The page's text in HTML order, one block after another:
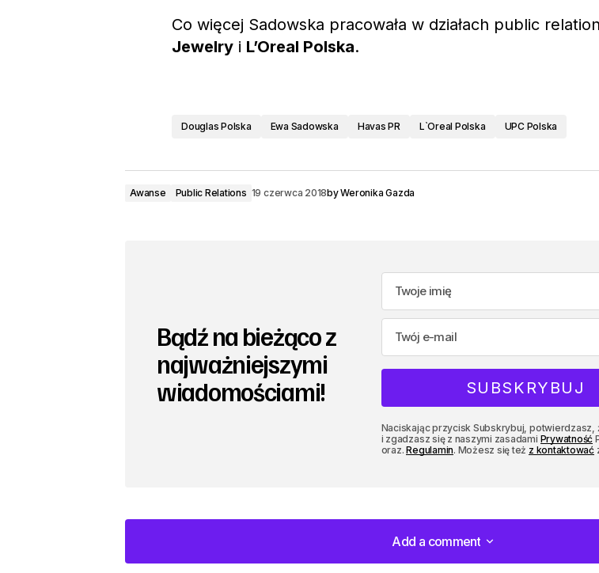
Co więcej Sadowska pracowała w działach public
Jewelry i L’Oreal Polska.
Douglas Polska Ewa Sadowska Havas PR L`Oreal Polska UPC Polska
Awanse Public Relations 19 czerwca 2018byWeronika Gazda
Bądź na bieżąco z
najważniejszymi
wiadomościami!
Naciskając przycisk Subskrybuj, potwierdzasz,
i zgadzasz się z naszymi zasadami Prywatność
oraz.Regulamin. Możesz się też z kontaktować
Add a comment
Add a comment